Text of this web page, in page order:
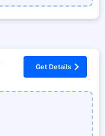
Get Details